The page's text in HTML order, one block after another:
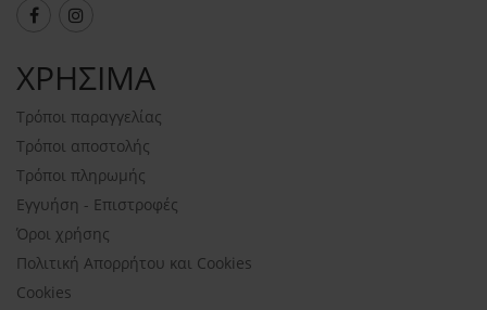
ΧΡΗΣΙΜΑ
Τρόποι παραγγελίας
Τρόποι αποστολής
Τρόποι πληρωμής
Εγγυήση - Επιστροφές
Όροι χρήσης
Πολιτική Απορρήτου και Cookies
Cookies